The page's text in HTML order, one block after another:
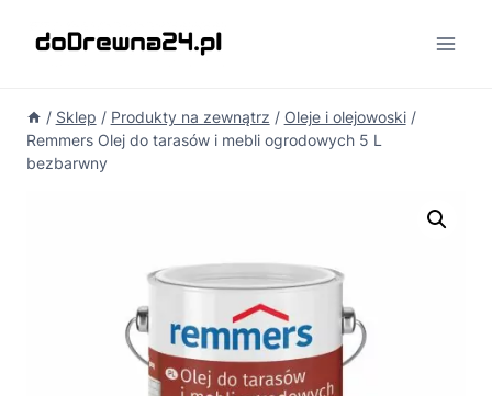
/ Sklep / Produkty na zewnątrz / Oleje i olejowoski /
Remmers Olej do tarasów i mebli ogrodowych 5 L
bezbarwny